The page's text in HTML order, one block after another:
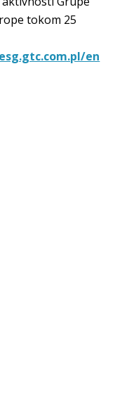
tokom 25
en